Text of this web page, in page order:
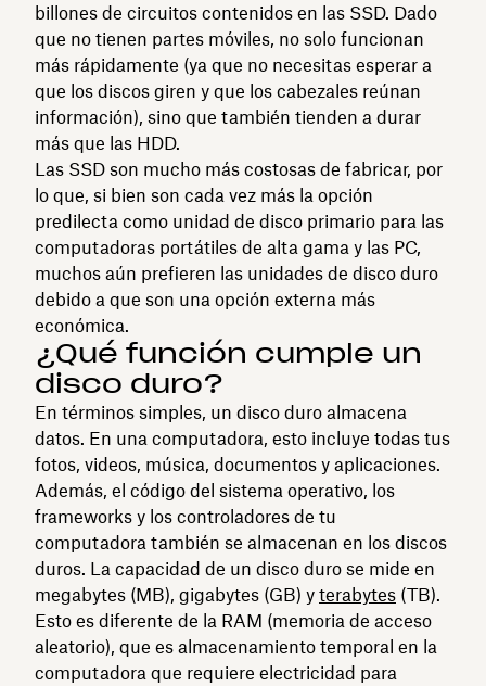
billones de circuitos contenidos en las SSD. Dado
que no tienen partes móviles, no solo funcionan
más rápidamente (ya que no necesitas esperar a
que los discos giren y que los cabezales reúnan
información), sino que también tienden a durar
más que las HDD.
Las SSD son mucho más costosas de fabricar, por
lo que, si bien son cada vez más la opción
predilecta como unidad de disco primario para las
computadoras portátiles de alta gama y las PC,
muchos aún prefieren las unidades de disco duro
debido a que son una opción externa más
económica.
¿Qué función cumple un
disco duro?
En términos simples, un disco duro almacena
datos. En una computadora, esto incluye todas tus
fotos, videos, música, documentos y aplicaciones.
Además, el código del sistema operativo, los
frameworks y los controladores de tu
computadora también se almacenan en los discos
duros. La capacidad de un disco duro se mide en
megabytes (MB), gigabytes (GB) y terabytes (TB).
Esto es diferente de la RAM (memoria de acceso
aleatorio), que es almacenamiento temporal en la
computadora que requiere electricidad para